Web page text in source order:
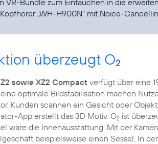
VR-Bundle zum Eintauchen in die
„WH-H900N“ mit Noice-
überzeugt O2
sowie XZ2 Compact verfügt über eine
optimale Bildstabilisation machen
Kunden scannen ein Gesicht oder
App erstellt das 3D Motiv. O2 ist
wäre die Innenausstattung: Mit der
beispielsweise einen Sessel. In der